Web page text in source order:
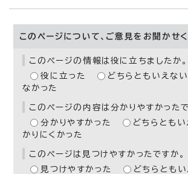
このページについて、ご意見をお聞かせく
このページの情報は役に立ちましたか。
役に立った
どちらともいえない
なかった
このページの内容は分かりやすかったで
分かりやすかった
どちらともい
かりにくかった
このページは見つけやすかったですか。
見つけやすかった
どちらとも